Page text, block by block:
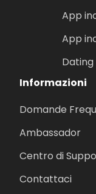
App
App
Informazioni
Domande
Ambassador
Centro di
Contattaci